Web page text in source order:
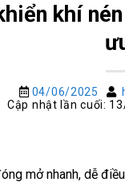
khí
04/06/2025
Cập nhật lần cuối:
mở nhanh, dễ